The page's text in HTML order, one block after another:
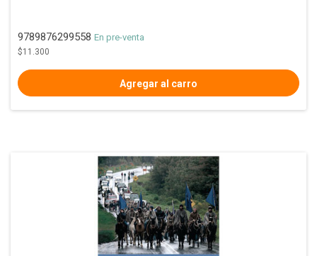
9789876299558 En pre-venta
$11.300